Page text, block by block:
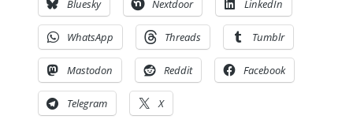
Bluesky Nextdoor LinkedIn
WhatsApp Threads Tumblr
Mastodon Reddit Facebook
Telegram X